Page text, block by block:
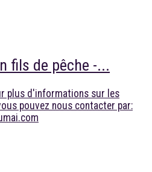
fils de pêche -...
plus d'informations sur les
pouvez nous contacter par: